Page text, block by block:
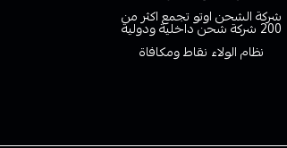
شركة الشحن اوتو تجمع اكثر من
200 شركة شحن داخلية ودولية
نظام الولاء نقاط ومكافاة